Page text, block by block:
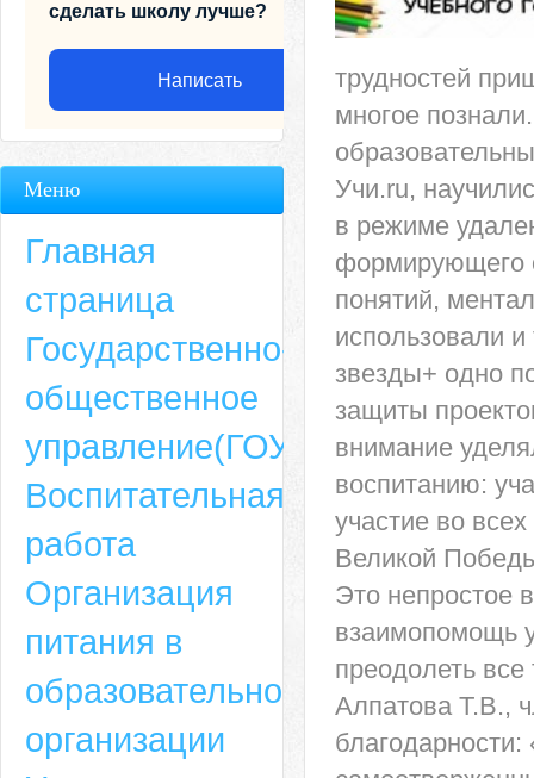
Адрес
659635, Алтайский край, Алтайский район, село Ая, ул. Школьная 11.
6-49, электронный адрес: aja_70@mail.ru
трудностей
многое
Учи.ru,
в режиме
формирующего
понятий,
использовали
звезды+ одно
защиты
внимание
воспитанию:
участие во
Великой
Это непростое
взаимопомощь
преодолеть
Алпатова Т.В.,
сделать школу лучше?
Написать
Меню
Главная
страница
Государственно-
общественное
управление(ГОУ)
Воспитательная
работа
Организация
питания в
образовательной
организации